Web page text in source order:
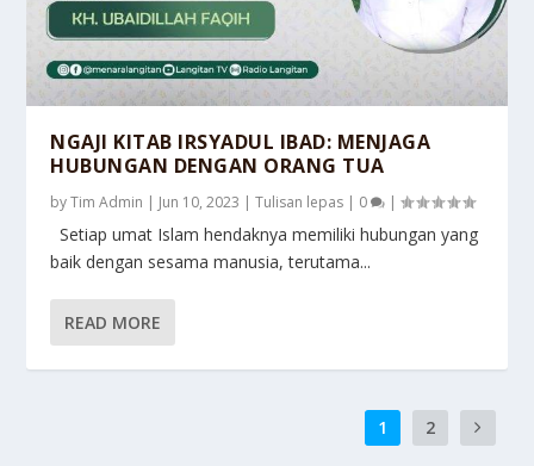
NGAJI KITAB IRSYADUL IBAD: MENJAGA
HUBUNGAN DENGAN ORANG TUA
byTim Admin | Jun 10, 2023 |Tulisan lepas | 0 |
Setiap umat Islam hendaknya memiliki hubungan yang
baik dengan sesama manusia, terutama...
READ MORE
1 2